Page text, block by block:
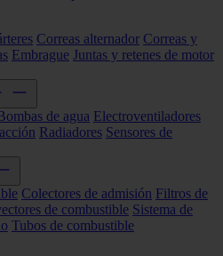
Correas alternador Correas y
Embrague Juntas y retenes de motor
de agua Electroventiladores
Radiadores Sensores de
Colectores de admisión Filtros de
de combustible Sistema de
Tubos de combustible